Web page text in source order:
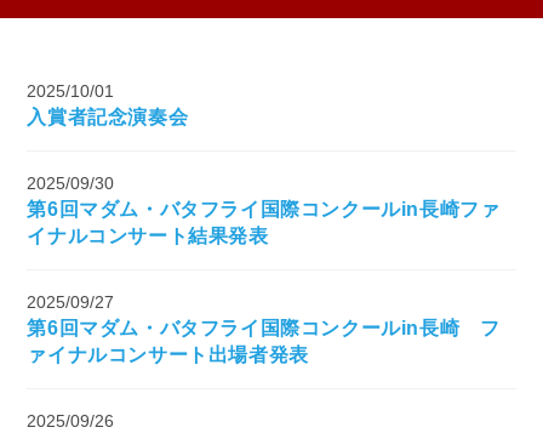
2025/10/01
入賞者記念演奏会
2025/09/30
第6回マダム・バタフライ国際コンクールin長崎ファ
イナルコンサート結果発表
2025/09/27
第6回マダム・バタフライ国際コンクールin長崎 フ
ァイナルコンサート出場者発表
2025/09/26